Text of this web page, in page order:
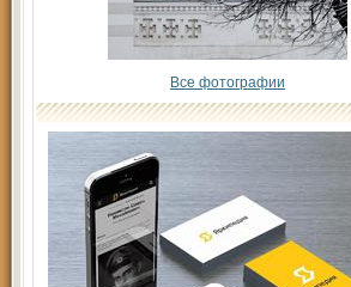
Все фотографии